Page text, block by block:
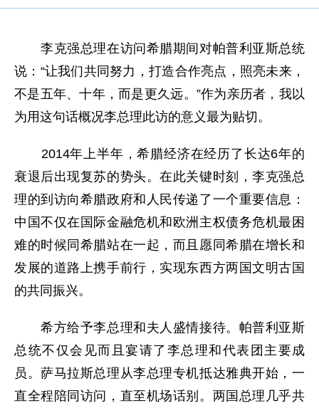
李克强总理在访问希腊期间对帕普利亚斯总统
说：“让我们共同努力，打造合作亮点，照亮未来，
不是五年、十年，而是更久远。”作为亲历者，我以
为用这句话概况李总理此访的意义最为贴切。
2014年上半年，希腊经济在经历了长达6年的
衰退后出现复苏的势头。在此关键时刻，李克强总
理的到访向希腊政府和人民传递了一个重要信息：
中国不仅在国际金融危机和欧洲主权债务危机最困
难的时候同希腊站在一起，而且愿同希腊在增长和
发展的道路上携手前行，实现东西方两国文明古国
的共同振兴。
希方给予李总理和夫人盛情接待。帕普利亚斯
总统不仅会见而且宴请了李总理和代表团主要成
员。萨马拉斯总理从李总理专机抵达雅典开始，一
直全程陪同访问，直至机场话别。两国总理几乎共